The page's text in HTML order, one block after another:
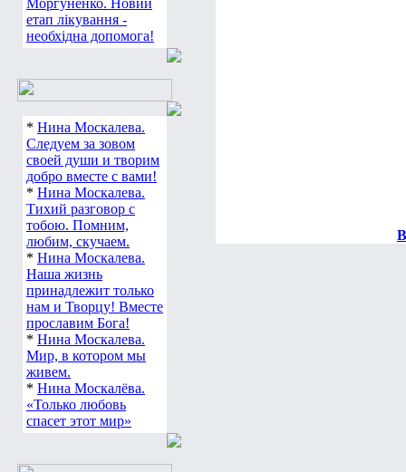
Моргуненко. Новий
етап лікування -
необхідна допомога!
* Нина Москалева.
Следуем за зовом
своей души и творим
добро вместе с вами!
* Нина Москалева.
Тихий разговор с
тобою. Помним,
любим, скучаем.
* Нина Москалева.
Наша жизнь
принадлежит только
нам и Творцу! Вместе
прославим Бога!
* Нина Москалева.
Мир, в котором мы
живем.
* Нина Москалёва.
«Только любовь
спасет этот мир»